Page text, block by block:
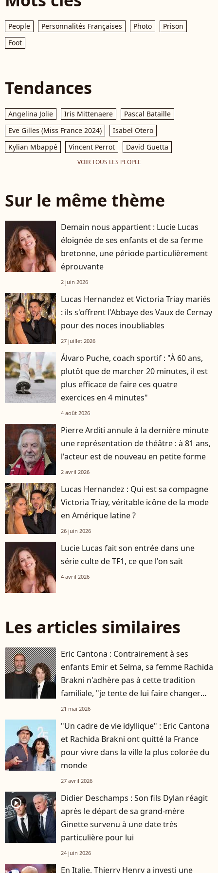
People Personnalités Françaises Photo
Prison
Foot
Tendances
Angelina Jolie Iris Mittenaere
Pascal Bataille
Eve Gilles (Miss France 2024)
Isabel Otero
Kylian Mbappé
Vincent Perrot David Guetta
VOIR TOUS LES PEOPLE
Sur le même thème
Demain nous appartient : Lucie Lucas
éloignée de ses enfants et de sa ferme
bretonne, une période particulièrement
éprouvante
2 juin 2026
Lucas Hernandez et Victoria Triay mariés
: ils s'offrent l'Abbaye des Vaux de Cernay
pour des noces inoubliables
27 juillet 2026
Álvaro Puche, coach sportif : "À 60 ans,
plutôt que de marcher 20 minutes, il est
plus efficace de faire ces quatre
exercices en 4 minutes"
4 août 2026
Pierre Arditi annule à la dernière minute
une représentation de théâtre : à 81 ans,
l'acteur est de nouveau en petite forme
2 avril 2026
Lucas Hernandez : Qui est sa compagne
Victoria Triay, véritable icône de la mode
en Amérique latine ?
26 juin 2026
Lucie Lucas fait son entrée dans une
série culte de TF1, ce que l'on sait
4 avril 2026
Les articles similaires
Eric Cantona : Contrairement à ses
enfants Emir et Selma, sa femme Rachida
Brakni n'adhère pas à cette tradition
familiale, "je tente de lui faire changer
d'avis"
21 mai 2026
"Un cadre de vie idyllique" : Eric Cantona
et Rachida Brakni ont quitté la France
pour vivre dans la ville la plus colorée du
monde
27 avril 2026
player2
Didier Deschamps : Son fils Dylan réagit
après le départ de sa grand-mère
Ginette survenu à une date très
particulière pour lui
24 juin 2026
En Italie, Thierry Henry a investi une